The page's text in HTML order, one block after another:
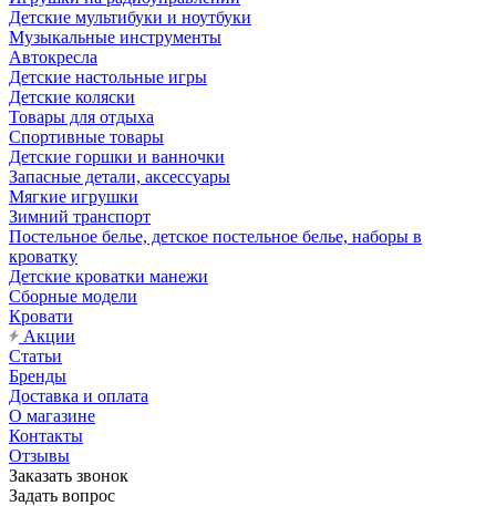
Детские мультибуки и ноутбуки
Музыкальные инструменты
Автокресла
Детские настольные игры
Детские коляски
Товары для отдыха
Спортивные товары
Детские горшки и ванночки
Запасные детали, аксессуары
Мягкие игрушки
Зимний транспорт
Постельное белье, детское постельное белье, наборы в
кроватку
Детские кроватки манежи
Сборные модели
Кровати
Акции
Статьи
Бренды
Доставка и оплата
О магазине
Контакты
Отзывы
Заказать звонок
Задать вопрос